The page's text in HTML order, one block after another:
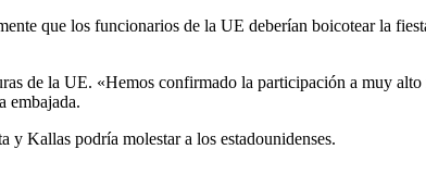
que los funcionarios de la UE deberían boicotear la
de la UE. «Hemos confirmado la participación a muy
embajada.
y Kallas podría molestar a los estadounidenses.